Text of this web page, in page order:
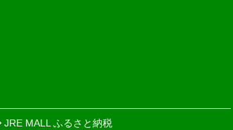
JRE MALL ふるさと納税